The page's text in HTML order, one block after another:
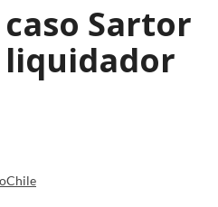
Sartor
liquidador